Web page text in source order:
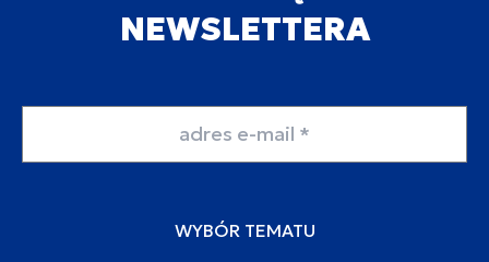
NEWSLETTERA
WYBÓR TEMATU